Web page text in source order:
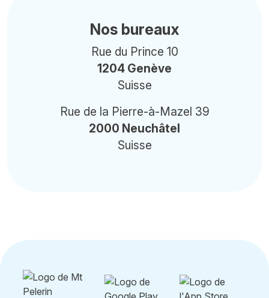
Nos bureaux
Rue du Prince 10
1204 Genève
Suisse
Rue de la Pierre-à-Mazel 39
2000 Neuchâtel
Suisse